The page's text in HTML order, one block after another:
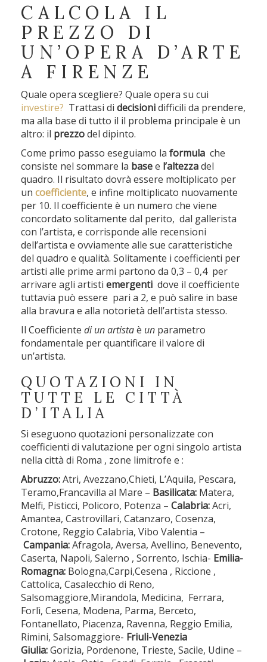
CALCOLA IL
PREZZO DI
UN’OPERA D’ARTE
A FIRENZE
Quale opera scegliere? Quale opera su cui
investire? Trattasi di decisionidifficili da prendere,
ma alla base di tutto il il problema principale è un
altro: il prezzodel dipinto.
Come primo passo eseguiamo la formula che
consiste nel sommare la basee l’altezzadel
quadro. Il risultato dovrà essere moltiplicato per
un coefficiente, e infine moltiplicato nuovamente
per 10. Il coefficiente è un numero che viene
concordato solitamente dal perito, dal gallerista
con l’artista, e corrisponde alle recensioni
dell’artista e ovviamente alle sue caratteristiche
del quadro e qualità. Solitamente i coefficienti per
artisti alle prime armi partono da 0,3 – 0,4 per
arrivare agli artisti emergenti dove il coefficiente
tuttavia può essere pari a 2, e può salire in base
alla bravura e alla notorietà dell’artista stesso.
Il Coefficiente di un artistaè un parametro
fondamentale per quantificare il valore di
un’artista.
QUOTAZIONI IN
TUTTE LE CITTÀ
D’ITALIA
Si eseguono quotazioni personalizzate con
coefficienti di valutazione per ogni singolo artista
nella città di Roma , zone limitrofe e :
Abruzzo:Atri, Avezzano,Chieti, L’Aquila, Pescara,
Teramo,Francavilla al Mare – Basilicata: Matera,
Melfi, Pisticci, Policoro, Potenza – Calabria:Acri,
Amantea, Castrovillari, Catanzaro, Cosenza,
Crotone, Reggio Calabria, Vibo Valentia –
Campania:Afragola, Aversa, Avellino, Benevento,
Caserta, Napoli, Salerno , Sorrento, Ischia- Emilia-
Romagna: Bologna,Carpi,Cesena , Riccione ,
Cattolica, Casalecchio di Reno,
Salsomaggiore,Mirandola, Medicina, Ferrara,
Forlì, Cesena, Modena, Parma, Berceto,
Fontanellato, Piacenza, Ravenna, Reggio Emilia,
Rimini, Salsomaggiore- Friuli-Venezia
Giulia:Gorizia, Pordenone, Trieste, Sacile, Udine –